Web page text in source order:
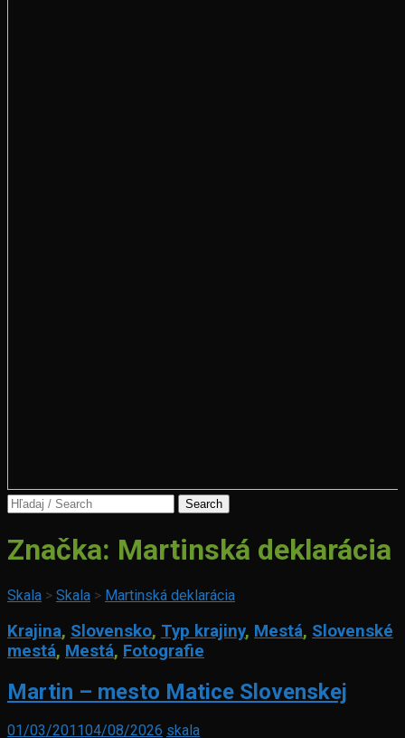
Search
Značka: Martinská deklarácia
Skala > Skala > Martinská deklarácia
Krajina, Slovensko, Typ krajiny, Mestá, Slovenské
mestá, Mestá, Fotografie
Martin – mesto Matice Slovenskej
01/03/201104/08/2026 skala